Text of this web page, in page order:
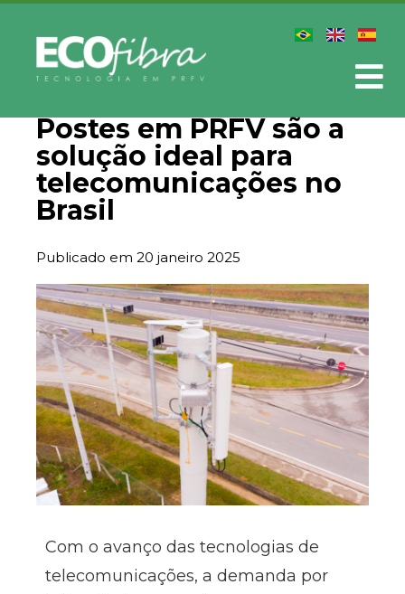
Postes em PRFV são a
solução ideal para
telecomunicações no
Brasil
Publicado em 20 janeiro 2025
Com o avanço das tecnologias de
telecomunicações, a demanda por